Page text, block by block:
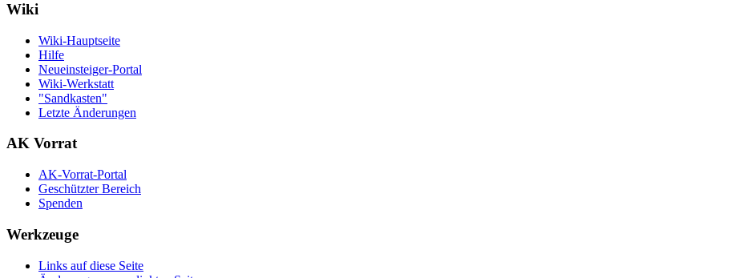
Wiki
Wiki-Hauptseite
Hilfe
Neueinsteiger-Portal
Wiki-Werkstatt
"Sandkasten"
Letzte Änderungen
AK Vorrat
AK-Vorrat-Portal
Geschützter Bereich
Spenden
Werkzeuge
Links auf diese Seite